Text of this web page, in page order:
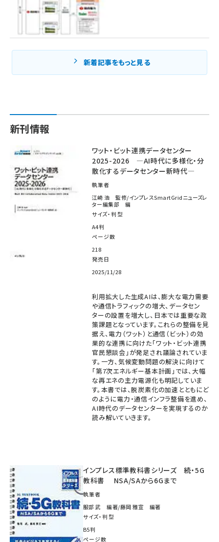
新着記事をもっと見る
新刊情報
ワット・ビット連携データセンター
2025-2026 ―AI時代に多様化・分
散化するデータセンター新時代―
執筆者
江崎 浩 監修/インプレスSmartGridニューズレ
ター編集部 編
サイズ・判型
A4判
ページ数
218
発売日
2025/11/28
利用拡大した生成AIは、膨大な電力需要
や通信トラフィックの増大、データセン
ターの設置を増大し、日本では重要な政
策課題となっています。これらの整備を見
据え、電力（ワット）と通信（ビット）の効
果的な連携に向けた「ワット・ビット連携
官民懇談会」が発足され議論されていま
す。一方、気候変動問題の解決に向けて
「第7次エネルギー基本計画」では、大幅
な再エネの主力電源化も明記していま
す。本書では、脱炭素化の加速とともにど
のように電力・通信インフラ整備を進め、
AI時代のデータセンターを実現するのか
読み解いていきます。
インプレス標準教科書シリーズ 続・5G
教科書 NSA/SAから6Gまで
執筆者
服部 武 編著/藤岡 雅宣 編著
サイズ・判型
B5判
ページ数